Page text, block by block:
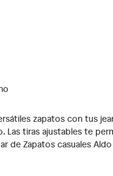
zapatos con tus
Las tiras ajustables te
de Zapatos casuales